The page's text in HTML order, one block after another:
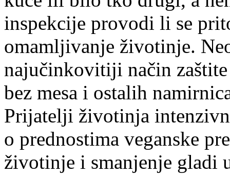
inspekcije provodi li se
omamljivanje životinje.
najučinkovitiji način
bez mesa i ostalih
Prijatelji životinja
o prednostima veganske
životinje i smanjenje gladi